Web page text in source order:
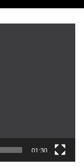
01:30